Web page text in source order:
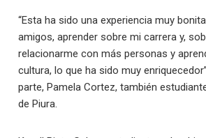
“Esta ha sido una experiencia muy
amigos, aprender sobre mi carrera y,
relacionarme con más personas y
cultura, lo que ha sido muy
parte, Pamela Cortez, también
de Piura.